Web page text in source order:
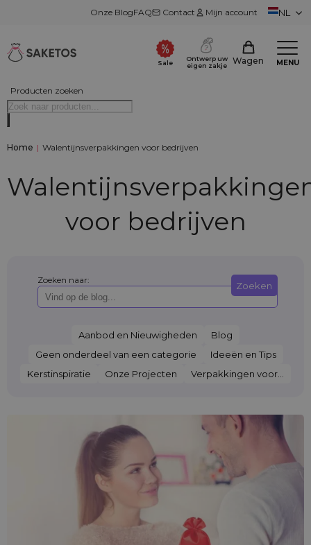
Onze BlogFAQ Contact Mijn account NL
Producten zoeken
Sale
Ontwerp uw
eigen zakje
Wagen MENU
Home | Walentijnsverpakkingen voor bedrijven
voor bedrijven
Zoeken naar: Zoeken
Aanbod en Nieuwigheden
Blog
Geen onderdeel van een categorie
Ideeën en Tips
Kerstinspiratie
Onze Projecten Verpakkingen voor...